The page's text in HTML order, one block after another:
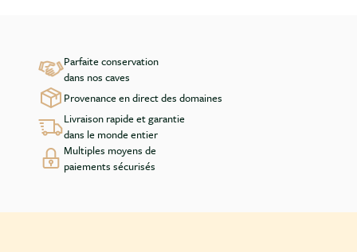
Parfaite conservation
dans nos caves
Provenance en direct des domaines
Livraison rapide et garantie
dans le monde entier
Multiples moyens de
paiements sécurisés